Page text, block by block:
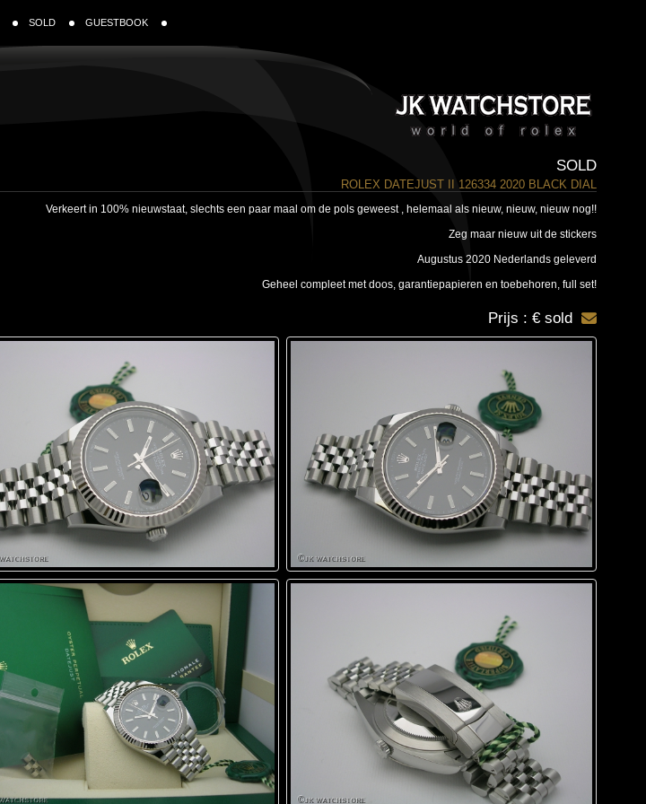
SOLD GUESTBOOK
SOLD
ROLEX DATEJUST II 126334 2020 BLACK DIAL
Verkeert in 100% nieuwstaat, slechts een paar maal om de pols geweest , helemaal als nieuw, nieuw, nieuw nog!!
Zeg maar nieuw uit de stickers
Augustus 2020 Nederlands geleverd
Geheel compleet met doos, garantiepapieren en toebehoren, full set!
Prijs : € sold